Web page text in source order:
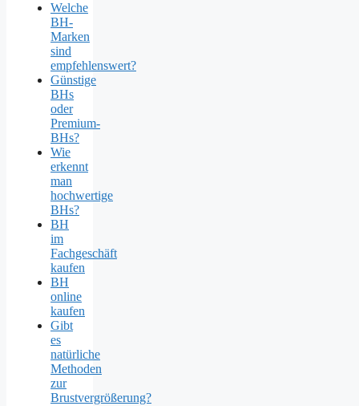
Welche
BH-
Marken
sind
empfehlenswert?
Günstige
BHs
oder
Premium-
BHs?
Wie
erkennt
man
hochwertige
BHs?
BH
im
Fachgeschäft
kaufen
BH
online
kaufen
Gibt
es
natürliche
Methoden
zur
Brustvergrößerung?